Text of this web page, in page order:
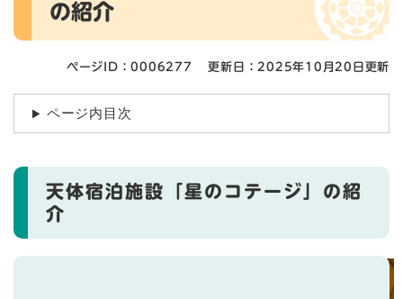
の紹介
ページID：0006277 更新日：2025年10月20日更新
ページ内目次
天体宿泊施設「星のコテージ」の紹
介